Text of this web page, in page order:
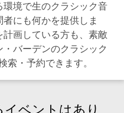
境で生のクラシック音
にも何かを提供しま
画している方も、素敵
バーデンのクラシック
索・予約できます。
ベントはあり